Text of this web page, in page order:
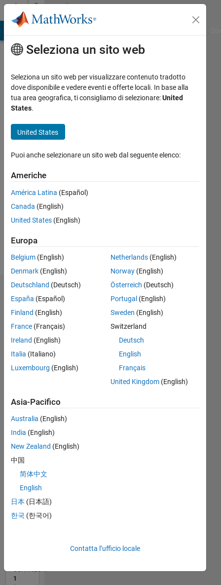
Vai al contenutoCommunity
Profile
Reza
seen:
oltre un
Attivo
Followers:
Following:
Follow
Statistica
M…
CONTRIBUTI L
-2
-1 3
4
L
10/11
05/13
12/14
07/16
02/18
09/19
04/21
11/22
06/24
01/26
07/13
04/15
01/17
10/18
07/20
04/22
01/24
10/25
10/13
10/15
10/17
10/19
10/21
10/23
110.890
of
CONTRIBUTI
1
Seleziona un sito web
Seleziona un sito web per visualizzare contenuto tradotto
dove disponibile e vedere eventi e offerte locali. In base alla
tua area geografica, ti consigliamo di selezionare:United
States.
United States
Puoi anche selezionare un sito web dal seguente elenco:
Americhe
América Latina (Español)
Canada (English)
United States (English)
Europa
Belgium (English)
Denmark (English)
Deutschland (Deutsch)
España (Español)
Finland (English)
France (Français)
Ireland (English)
Italia (Italiano)
Luxembourg (English)
Netherlands(English)
Norway(English)
Österreich (Deutsch)
Portugal (English)
Sweden (English)
Switzerland
Deutsch
English
Français
United Kingdom(English)
Asia-Pacifico
Australia (English)
India (English)
New Zealand (English)
中国
简体中文
English
日本 (日本語)
한국 (한국어)
Contatta l’ufficio locale